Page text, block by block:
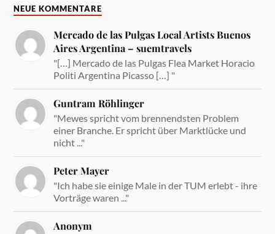
NEUE KOMMENTARE
Mercado de las Pulgas Local Artists Buenos
Aires Argentina – suemtravels
"[…] Mercado de las Pulgas Flea Market Horacio
Politi Argentina Picasso […] "
Guntram Röhlinger
"Mewes spricht vom brennendsten Problem
einer Branche. Er spricht über Marktlücke und
nicht ..."
Peter Mayer
"Ich habe sie einige Male in der TUM erlebt - ihre
Vorträge waren ..."
Anonym